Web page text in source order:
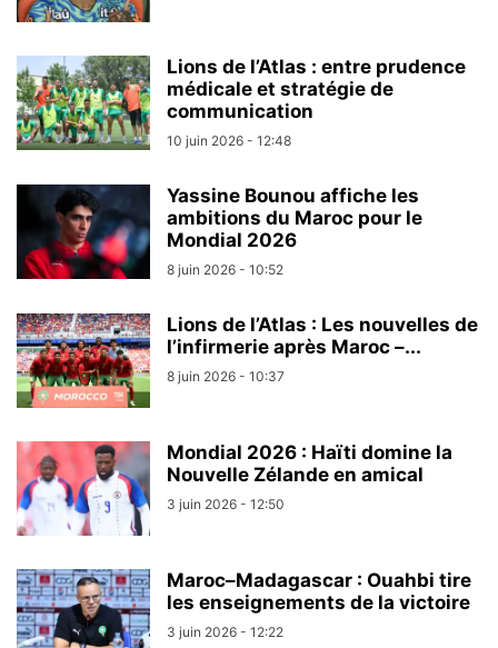
Lions de l’Atlas : entre prudence
médicale et stratégie de
communication
10 juin 2026 - 12:48
Yassine Bounou affiche les
ambitions du Maroc pour le
Mondial 2026
8 juin 2026 - 10:52
Lions de l’Atlas : Les nouvelles de
l’infirmerie après Maroc –...
8 juin 2026 - 10:37
Mondial 2026 : Haïti domine la
Nouvelle Zélande en amical
3 juin 2026 - 12:50
Maroc–Madagascar : Ouahbi tire
les enseignements de la victoire
3 juin 2026 - 12:22